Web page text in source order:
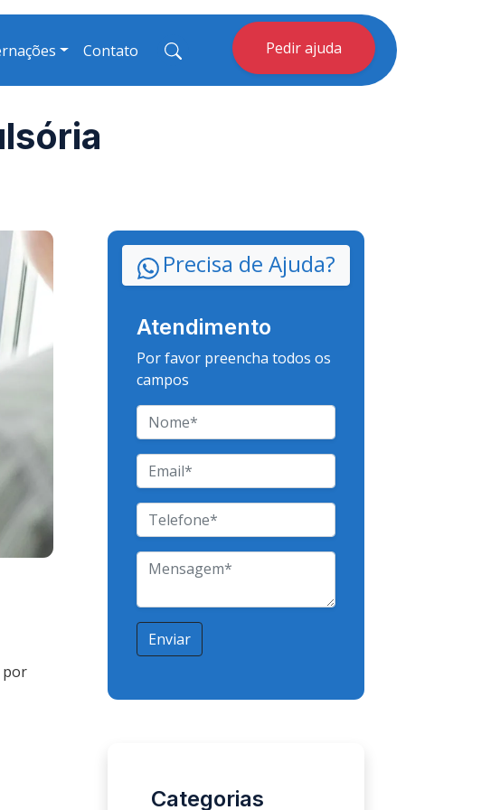
Contato Pedir ajuda
por
Precisa de Ajuda?
Atendimento
Por favor preencha todos os
campos
Enviar
Categorias